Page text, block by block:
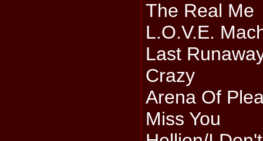
The Real Me
L.O.V.E.
Last
Crazy
Arena Of
Miss You